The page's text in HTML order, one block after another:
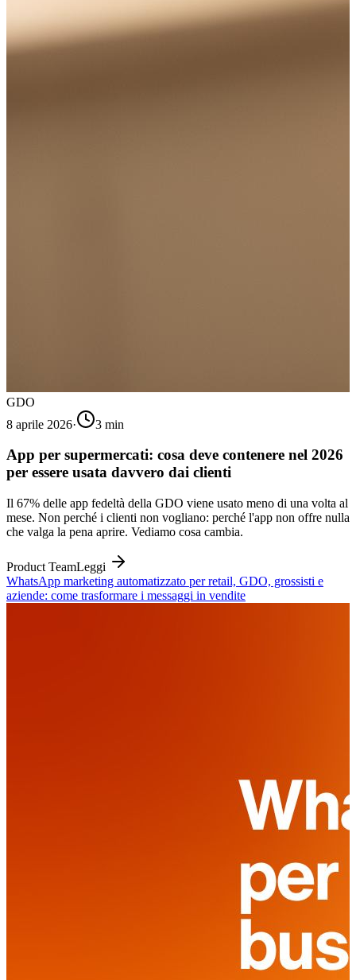
GDO
8 aprile 2026· 3 min
App per supermercati: cosa deve contenere nel 2026
per essere usata davvero dai clienti
Il 67% delle app fedeltà della GDO viene usato meno di una volta al
mese. Non perché i clienti non vogliano: perché l'app non offre nulla
che valga la pena aprire. Vediamo cosa cambia.
Product TeamLeggi
WhatsApp marketing automatizzato per retail, GDO, grossisti e
aziende: come trasformare i messaggi in vendite